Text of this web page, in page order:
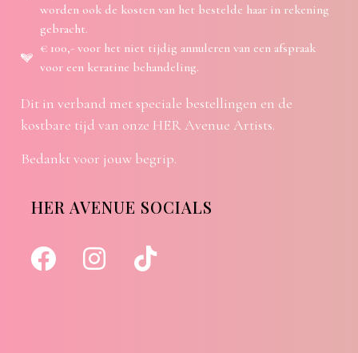
worden ook de kosten van het bestelde haar in rekening
gebracht.
€ 100,- voor het niet tijdig annuleren van een afspraak
voor een keratine behandeling.
Dit in verband met speciale bestellingen en de
kostbare tijd van onze HER Avenue Artists.
Bedankt voor jouw begrip.
HER AVENUE SOCIALS